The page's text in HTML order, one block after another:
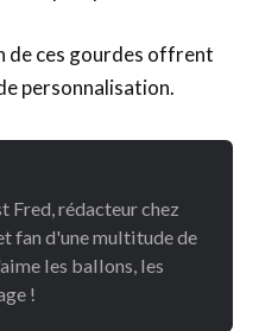
de ces gourdes offrent
personnalisation.
Fred, rédacteur chez
fan d'une multitude de
les ballons, les
!